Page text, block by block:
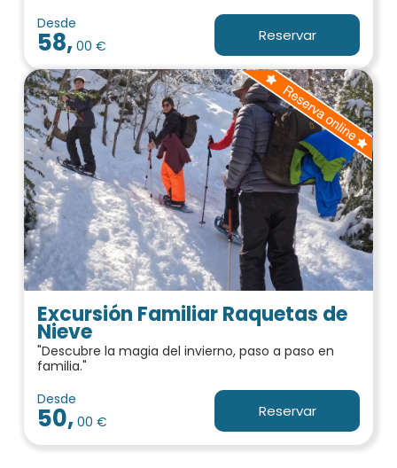
Desde
58, 00 €
Reservar
Excursión Familiar Raquetas de
Nieve
"Descubre la magia del invierno, paso a paso en
familia."
Desde
50, 00 €
Reservar